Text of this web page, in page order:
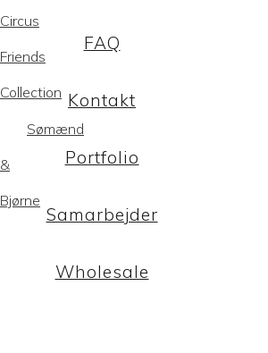
Circus
Friends
Collection
Sømænd
&
Bjørne
FAQ
Kontakt
Portfolio
Samarbejder
Wholesale